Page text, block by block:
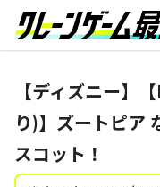
【ディズニー】
り)】ズートピア
スコット！